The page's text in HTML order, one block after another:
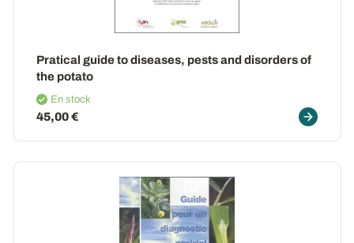
Pratical guide to diseases, pests and disorders of
the potato
En stock
45,00 €